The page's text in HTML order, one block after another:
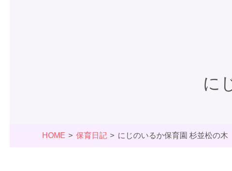
に
HOME 保育日記 にじのいるか保育園 杉並松の木